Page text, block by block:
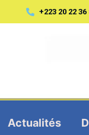
+223 20 22 36
Actualités